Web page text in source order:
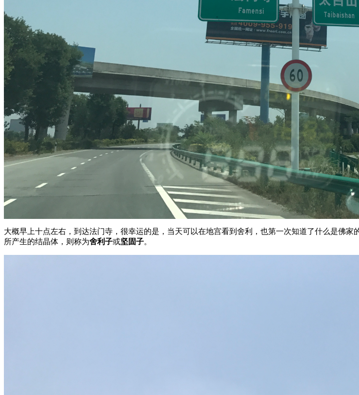
大概早上十点左右，到达法门寺，很幸运的是，当天可以在地宫看到舍利，也第一次知道了什么是佛
所产生的结晶体，则称为舍利子或坚固子。